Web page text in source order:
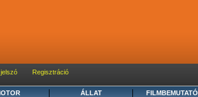
jelszó Regisztráció
ÁLLAT
FILMBEMUTATÓ